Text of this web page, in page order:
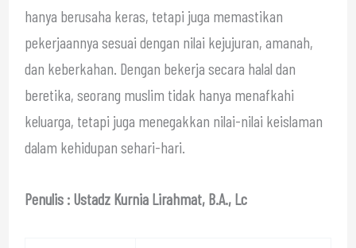
hanya berusaha keras, tetapi juga memastikan
pekerjaannya sesuai dengan nilai kejujuran, amanah,
dan keberkahan. Dengan bekerja secara halal dan
beretika, seorang muslim tidak hanya menafkahi
keluarga, tetapi juga menegakkan nilai-nilai keislaman
dalam kehidupan sehari-hari.
Penulis : Ustadz Kurnia Lirahmat, B.A., Lc